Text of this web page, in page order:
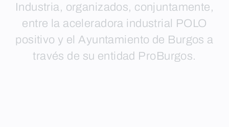
Industria, organizados, conjuntamente,
entre la aceleradora industrial POLO
positivo y el Ayuntamiento de Burgos a
través de su entidad ProBurgos.